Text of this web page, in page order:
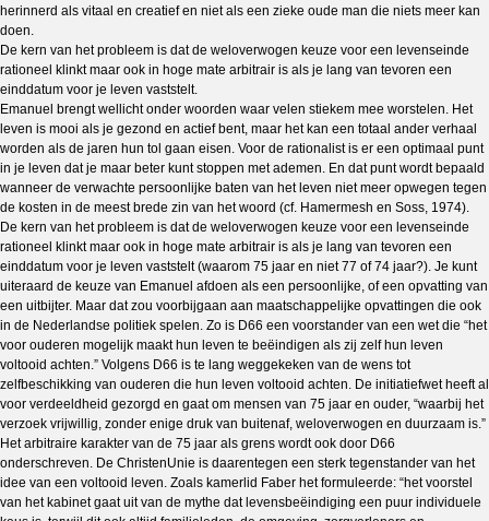
herinnerd als vitaal en creatief en niet als een zieke oude man die niets meer kan
doen.
De kern van het probleem is dat de weloverwogen keuze voor een levenseinde
rationeel klinkt maar ook in hoge mate arbitrair is als je lang van tevoren een
einddatum voor je leven vaststelt.
Emanuel brengt wellicht onder woorden waar velen stiekem mee worstelen. Het
leven is mooi als je gezond en actief bent, maar het kan een totaal ander verhaal
worden als de jaren hun tol gaan eisen. Voor de rationalist is er een optimaal punt
in je leven dat je maar beter kunt stoppen met ademen. En dat punt wordt bepaald
wanneer de verwachte persoonlijke baten van het leven niet meer opwegen tegen
de kosten in de meest brede zin van het woord (cf. Hamermesh en Soss, 1974).
De kern van het probleem is dat de weloverwogen keuze voor een levenseinde
rationeel klinkt maar ook in hoge mate arbitrair is als je lang van tevoren een
einddatum voor je leven vaststelt (waarom 75 jaar en niet 77 of 74 jaar?). Je kunt
uiteraard de keuze van Emanuel afdoen als een persoonlijke, of een opvatting van
een uitbijter. Maar dat zou voorbijgaan aan maatschappelijke opvattingen die ook
in de Nederlandse politiek spelen. Zo is D66 een voorstander van een wet die “het
voor ouderen mogelijk maakt hun leven te beëindigen als zij zelf hun leven
voltooid achten.” Volgens D66 is te lang weggekeken van de wens tot
zelfbeschikking van ouderen die hun leven voltooid achten. De initiatiefwet heeft al
voor verdeeldheid gezorgd en gaat om mensen van 75 jaar en ouder, “waarbij het
verzoek vrijwillig, zonder enige druk van buitenaf, weloverwogen en duurzaam is.”
Het arbitraire karakter van de 75 jaar als grens wordt ook door D66
onderschreven. De ChristenUnie is daarentegen een sterk tegenstander van het
idee van een voltooid leven. Zoals kamerlid Faber het formuleerde: “het voorstel
van het kabinet gaat uit van de mythe dat levensbeëindiging een puur individuele